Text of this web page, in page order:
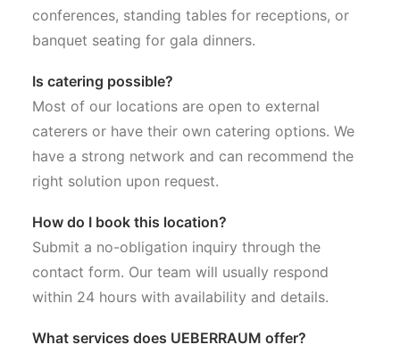
conferences, standing tables for receptions, or
banquet seating for gala dinners.
Is catering possible?
Most of our locations are open to external
caterers or have their own catering options. We
have a strong network and can recommend the
right solution upon request.
How do I book this location?
Submit a no-obligation inquiry through the
contact form. Our team will usually respond
within 24 hours with availability and details.
What services does UEBERRAUM offer?